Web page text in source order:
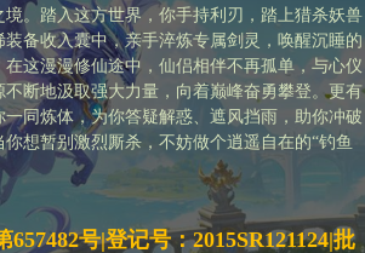
。踏入这方世界，你手持利刃，踏上猎杀妖兽
备收入囊中，亲手淬炼专属剑灵，唤醒沉睡的
这漫漫修仙途中，仙侣相伴不再孤单，与心仪
断地汲取强大力量，向着巅峰奋勇攀登。更有
同炼体，为你答疑解惑、遮风挡雨，助你冲破
想暂别激烈厮杀，不妨做个逍遥自在的“钓鱼
号|登记号：2015SR121124|批